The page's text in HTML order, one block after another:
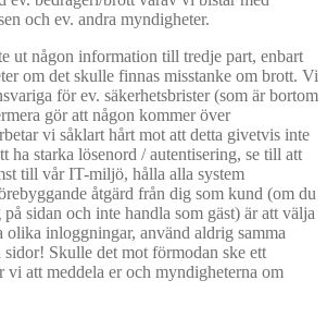
och ev. andra myndigheter.
ut någon information till tredje part, enbart
om det skulle finnas misstanke om brott. Vi
för ev. säkerhetsbrister (som är bortom
gör att någon kommer över
vi såklart hårt mot att detta givetvis inte
ha starka lösenord / autentisering, se till att
till vår IT-miljö, hålla alla system
åtgärd från dig som kund (om du
sidan och inte handla som gäst) är att välja
inloggningar, använd aldrig samma
Skulle det mot förmodan ske ett
vi att meddela er och myndigheterna om